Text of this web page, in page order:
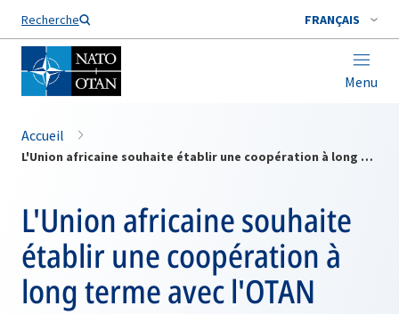
Recherche FRANÇAIS
Menu
Nom de famille*
Accueil
L'Union africaine souhaite établir une coopération à long terme avec l'OTAN
L'Union africaine souhaite
établir une coopération à
long terme avec l'OTAN